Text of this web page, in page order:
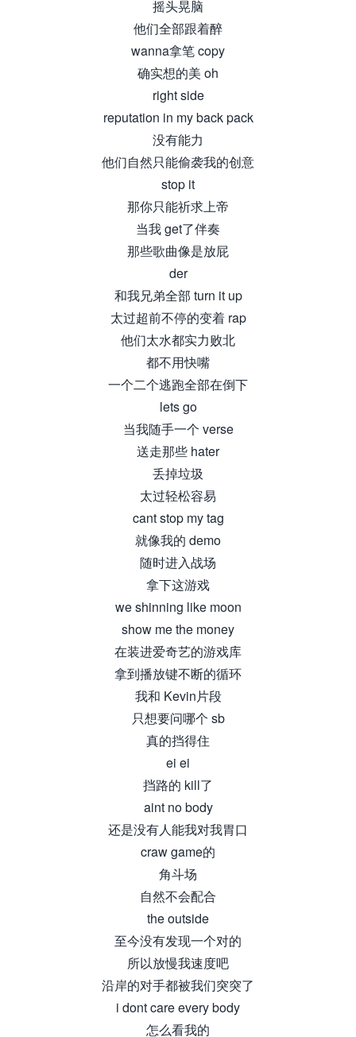
摇头晃脑
他们全部跟着醉
wanna拿笔 copy
确实想的美 oh
right side
reputation in my back pack
没有能力
他们自然只能偷袭我的创意
stop it
那你只能祈求上帝
当我 get了伴奏
那些歌曲像是放屁
der
和我兄弟全部 turn it up
太过超前不停的变着 rap
他们太水都实力败北
都不用快嘴
一个二个逃跑全部在倒下
lets go
当我随手一个 verse
送走那些 hater
丢掉垃圾
太过轻松容易
cant stop my tag
就像我的 demo
随时进入战场
拿下这游戏
we shinning like moon
show me the money
在装进爱奇艺的游戏库
拿到播放键不断的循环
我和 Kevin片段
只想要问哪个 sb
真的挡得住
ei ei
挡路的 kill了
aint no body
还是没有人能我对我胃口
craw game的
角斗场
自然不会配合
the outside
至今没有发现一个对的
所以放慢我速度吧
沿岸的对手都被我们突突了
i dont care every body
怎么看我的